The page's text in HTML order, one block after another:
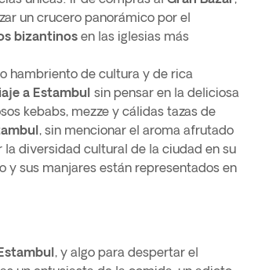
un crucero panorámico por el
bizantinos en las iglesias más
hambriento de cultura y de rica
a Estambul sin pensar en la deliciosa
kebabs, mezze y cálidas tazas de
, sin mencionar el aroma afrutado
la diversidad cultural de la ciudad en su
y sus manjares están representados en
, y algo para despertar el